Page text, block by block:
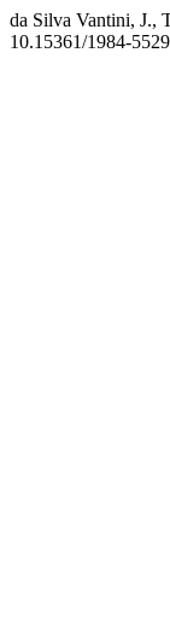
da Silva Vantini, J.,
10.15361/1984-